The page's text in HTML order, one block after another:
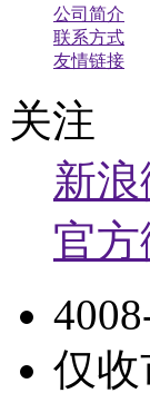
公司简介
联系方式
友情链接
关注
新
官
仅收